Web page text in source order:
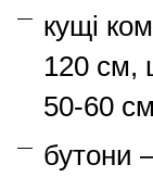
кущі
120 см,
50-60
бутони